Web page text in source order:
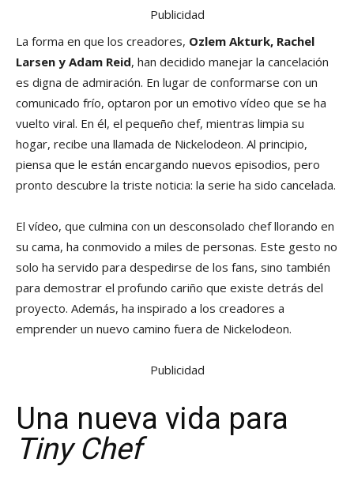
Publicidad
La forma en que los creadores, Ozlem Akturk, Rachel
Larsen y Adam Reid, han decidido manejar la cancelación
es digna de admiración. En lugar de conformarse con un
comunicado frío, optaron por un emotivo vídeo que se ha
vuelto viral. En él, el pequeño chef, mientras limpia su
hogar, recibe una llamada de Nickelodeon. Al principio,
piensa que le están encargando nuevos episodios, pero
pronto descubre la triste noticia: la serie ha sido cancelada.
El vídeo, que culmina con un desconsolado chef llorando en
su cama, ha conmovido a miles de personas. Este gesto no
solo ha servido para despedirse de los fans, sino también
para demostrar el profundo cariño que existe detrás del
proyecto. Además, ha inspirado a los creadores a
emprender un nuevo camino fuera de Nickelodeon.
Publicidad
Una nueva vida para
Tiny Chef